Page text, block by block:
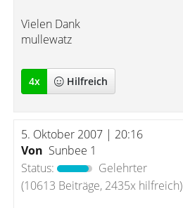
Vielen Dank
mullewatz
4x Hilfreich
5. Oktober 2007 | 20:16
Von Sunbee 1
Status:
Gelehrter
(10613 Beiträge, 2435x hilfreich)